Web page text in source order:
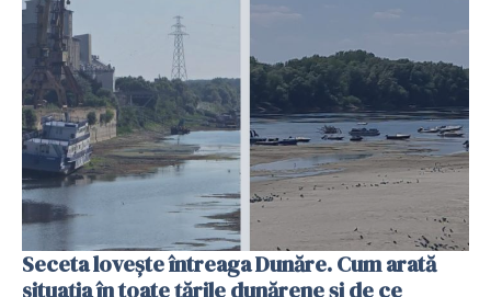
Seceta lovește întreaga Dunăre. Cum arată
situația în toate țările dunărene și de ce